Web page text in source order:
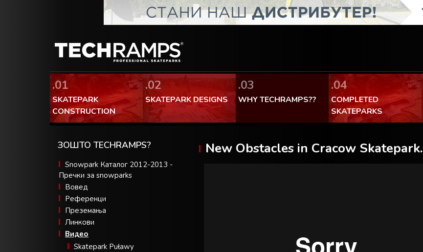
.01
SKATEPARK
CONSTRUCTION
.02
SKATEPARK DESIGNS
.03
WHY TECHRAMPS??
.04
COMPLETED
SKATEPARKS
ЗОШТО TECHRAMPS?
Snowpark Каталог 2012-2013 -
Пречки за snowparks
Вовед
Референци
Преземања
Линкови
Видео
Skatepark Puławy
New Obstacles in Cracow Skatepark.